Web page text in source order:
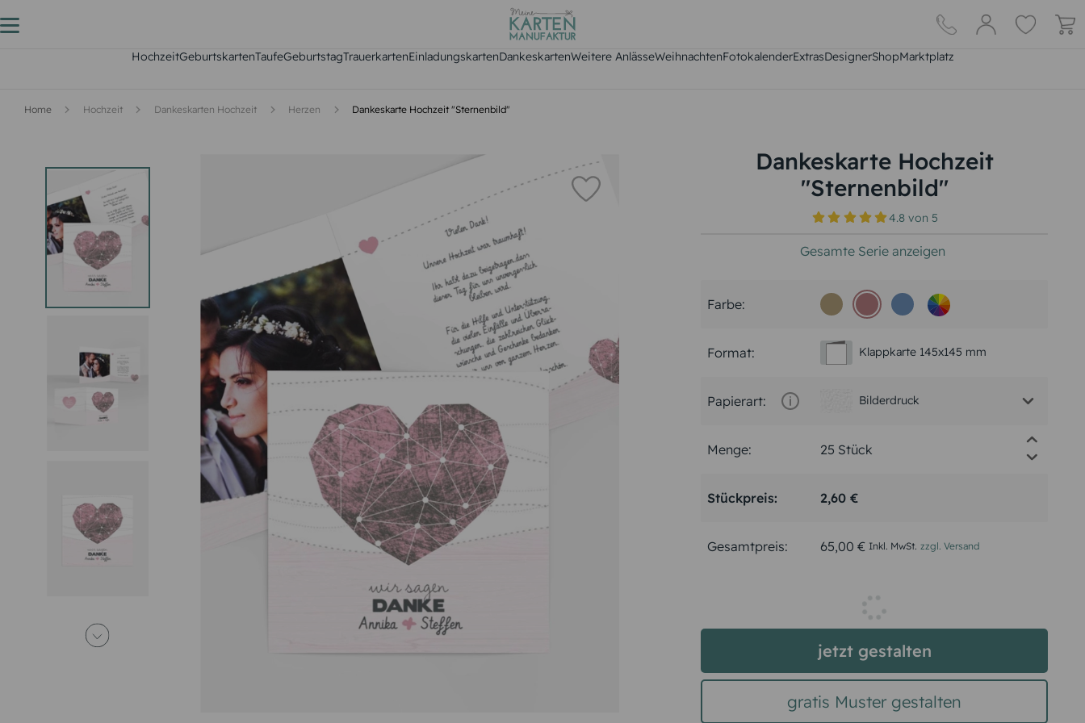
HochzeitGeburtskartenTaufeGeburtstagTrauerkartenEinladungskartenDankeskartenWeitere AnlässeWeihnachtenFotokalenderExtrasDesignerShopMarktplatz
Home Hochzeit Dankeskarten Hochzeit Herzen Dankeskarte Hochzeit "Sternenbild"
Dankeskarte Hochzeit
"Sternenbild"
4.8von 5
Gesamte Serie anzeigen
Farbe:
Format: Klappkarte 145x145 mm
Papierart: Bilderdruck
Menge:
Stückpreis: 2,60 €
Gesamtpreis: 65,00 € Inkl. MwSt. zzgl. Versand
jetzt gestalten
gratis Muster gestalten